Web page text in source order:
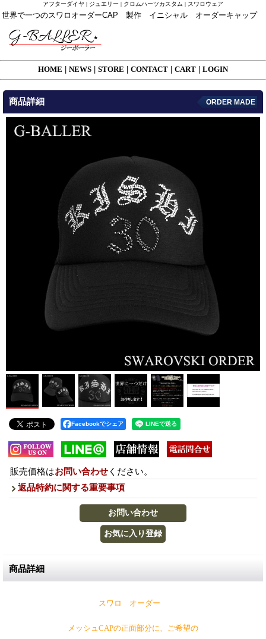
アフターダイヤ | ジュエリー | クロムハーツカスタム | スワロウェア
世界で一つのスワロオーダーCAP 製作 イニシャル オーダーキャップ
HOME NEWS STORE CONTACT CART LOGIN
商品詳細 ORDER MADE
Facebookでシェア
販売価格はお問い合わせ ください。
返品特約に関する重要事項
商品詳細
スワロ オーダー
メッシュCAPの正面部分に、ご希望の